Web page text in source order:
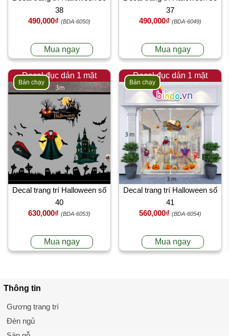
38
490,000₫ (BDA-6050)
Mua ngay
37
490,000₫ (BDA-6049)
Mua ngay
Decal đục dán 1 mặt
Bán chạy
Decal trang trí Halloween số
40
630,000₫ (BDA-6053)
Mua ngay
Decal đục dán 1 mặt
Bán chạy
Decal trang trí Halloween số
41
560,000₫ (BDA-6054)
Mua ngay
Thông tin
Gương trang trí
Đèn ngủ